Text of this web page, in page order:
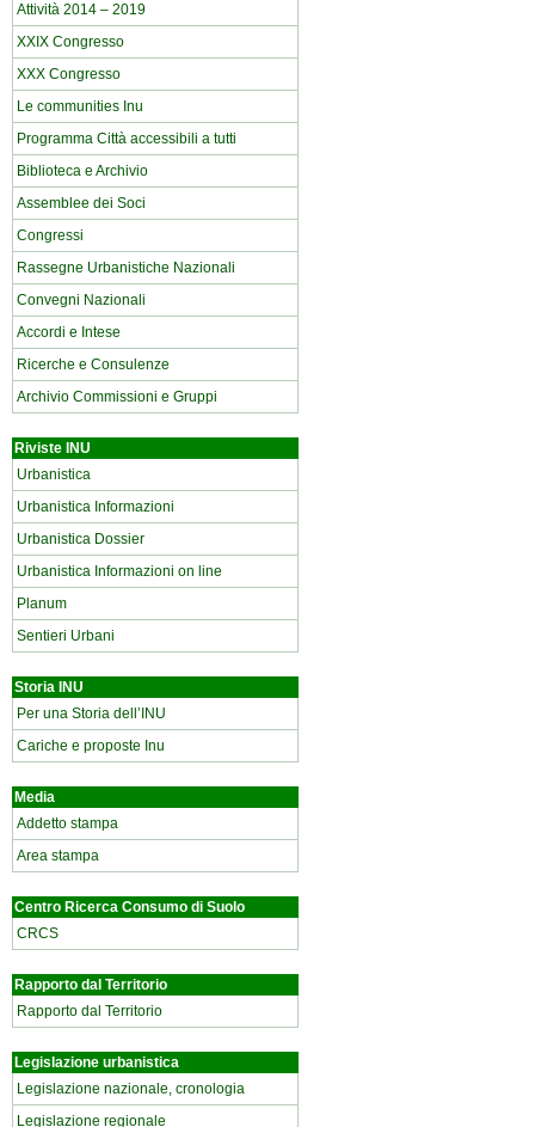
Attività 2014 – 2019
XXIX Congresso
XXX Congresso
Le communities Inu
Programma Città accessibili a tutti
Biblioteca e Archivio
Assemblee dei Soci
Congressi
Rassegne Urbanistiche Nazionali
Convegni Nazionali
Accordi e Intese
Ricerche e Consulenze
Archivio Commissioni e Gruppi
Riviste INU
Urbanistica
Urbanistica Informazioni
Urbanistica Dossier
Urbanistica Informazioni on line
Planum
Sentieri Urbani
Storia INU
Per una Storia dell’INU
Cariche e proposte Inu
Media
Addetto stampa
Area stampa
Centro Ricerca Consumo di Suolo
CRCS
Rapporto dal Territorio
Rapporto dal Territorio
Legislazione urbanistica
Legislazione nazionale, cronologia
Legislazione regionale